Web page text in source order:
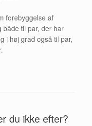
forebyggelse af
til par, der har
i høj grad også til par,
du ikke efter?